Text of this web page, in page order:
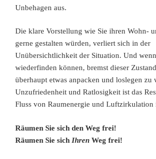
Unbehagen aus.
Die klare Vorstellung wie Sie ihren Wohn-
gerne gestalten würden, verliert sich in der
Unübersichtlichkeit der Situation. Und
wiederfinden können, bremst dieser
überhaupt etwas anpacken und loslegen zu
Unzufriedenheit und Ratlosigkeit ist das
Fluss von Raumenergie und
Räumen Sie sich den Weg frei!
Räumen Sie sich Ihren Weg frei!